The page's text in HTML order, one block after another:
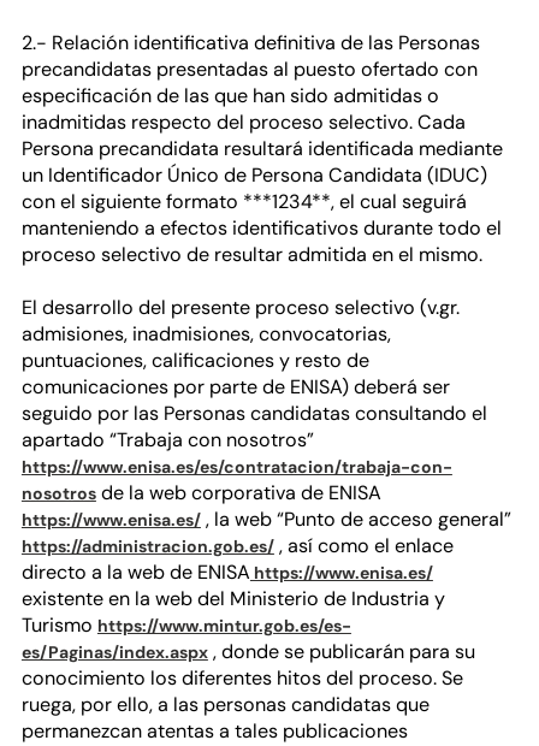
2.- Relación identificativa definitiva de las Personas
precandidatas presentadas al puesto ofertado con
especificación de las que han sido admitidas o
inadmitidas respecto del proceso selectivo. Cada
Persona precandidata resultará identificada mediante
un Identificador Único de Persona Candidata (IDUC)
con el siguiente formato ***1234**, el cual seguirá
manteniendo a efectos identificativos durante todo el
proceso selectivo de resultar admitida en el mismo.
El desarrollo del presente proceso selectivo (v.gr.
admisiones, inadmisiones, convocatorias,
puntuaciones, calificaciones y resto de
comunicaciones por parte de ENISA) deberá ser
seguido por las Personas candidatas consultando el
apartado “Trabaja con nosotros”
https://www.enisa.es/es/contratacion/trabaja-con-
nosotrosde la web corporativa de ENISA
https://www.enisa.es/, la web “Punto de acceso general”
https://administracion.gob.es/(se abre en una nueva ventana)
, así como el enlace
directo a la web de ENISA https://www.enisa.es/
existente en la web del Ministerio de Industria y
Turismo https://www.mintur.gob.es/es-
es/Paginas/index.aspx(se abre en una nueva ventana)
, donde se publicarán para su
conocimiento los diferentes hitos del proceso. Se
ruega, por ello, a las personas candidatas que
permanezcan atentas a tales publicaciones